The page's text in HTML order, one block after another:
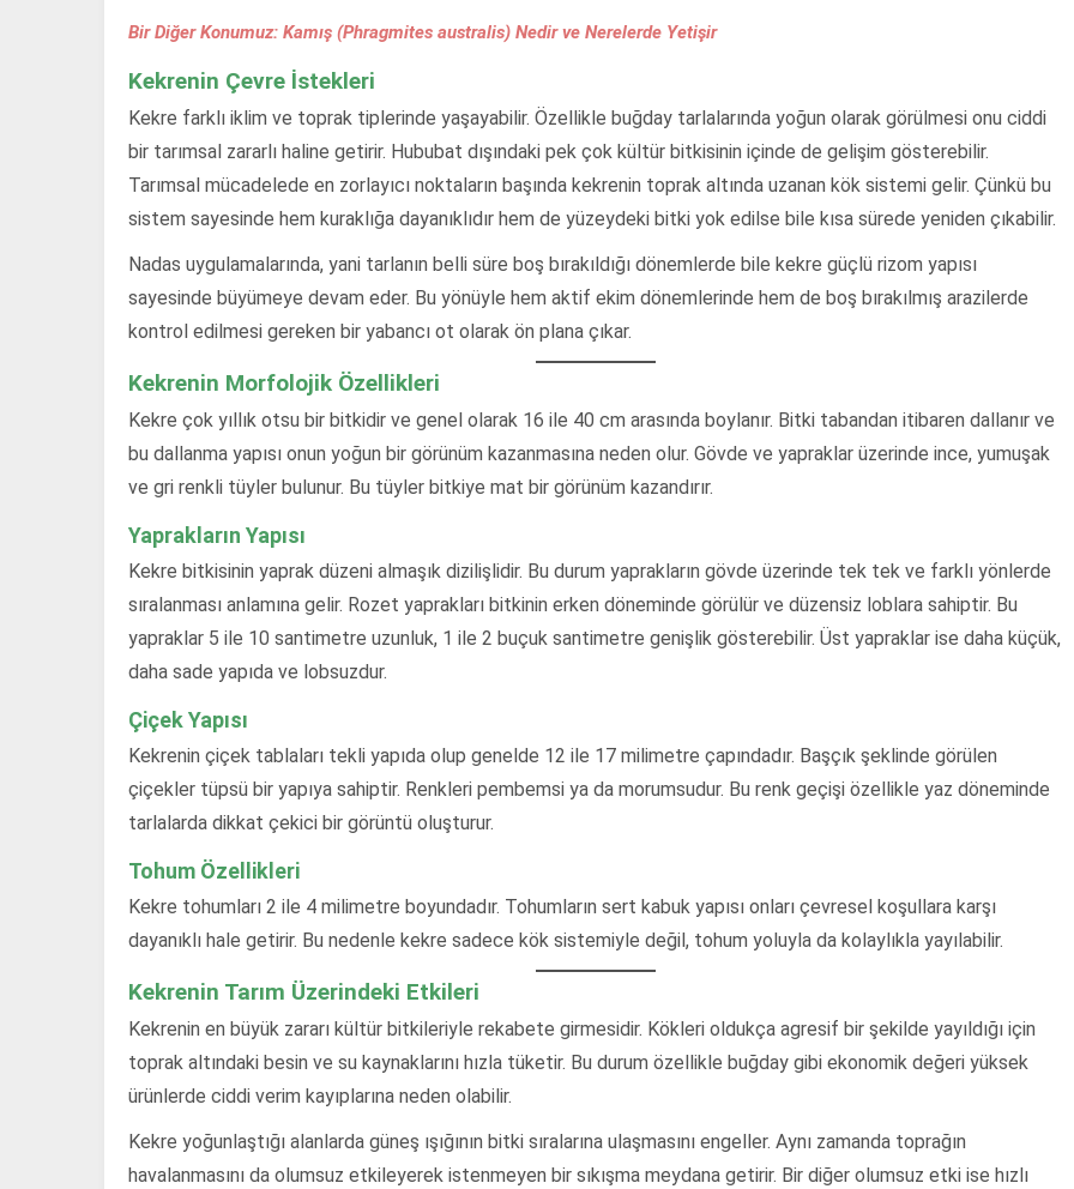
Bir Diğer Konumuz: Kamış (Phragmites australis) Nedir ve Nerelerde Yetişir
Kekrenin Çevre İstekleri
Kekre farklı iklim ve toprak tiplerinde yaşayabilir. Özellikle buğday tarlalarında yoğun olarak görülmesi onu ciddi
bir tarımsal zararlı haline getirir. Hububat dışındaki pek çok kültür bitkisinin içinde de gelişim gösterebilir.
Tarımsal mücadelede en zorlayıcı noktaların başında kekrenin toprak altında uzanan kök sistemi gelir. Çünkü bu
sistem sayesinde hem kuraklığa dayanıklıdır hem de yüzeydeki bitki yok edilse bile kısa sürede yeniden çıkabilir.
Nadas uygulamalarında, yani tarlanın belli süre boş bırakıldığı dönemlerde bile kekre güçlü rizom yapısı
sayesinde büyümeye devam eder. Bu yönüyle hem aktif ekim dönemlerinde hem de boş bırakılmış arazilerde
kontrol edilmesi gereken bir yabancı ot olarak ön plana çıkar.
Kekrenin Morfolojik Özellikleri
Kekre çok yıllık otsu bir bitkidir ve genel olarak 16 ile 40 cm arasında boylanır. Bitki tabandan itibaren dallanır ve
bu dallanma yapısı onun yoğun bir görünüm kazanmasına neden olur. Gövde ve yapraklar üzerinde ince, yumuşak
ve gri renkli tüyler bulunur. Bu tüyler bitkiye mat bir görünüm kazandırır.
Yaprakların Yapısı
Kekre bitkisinin yaprak düzeni almaşık dizilişlidir. Bu durum yaprakların gövde üzerinde tek tek ve farklı yönlerde
sıralanması anlamına gelir. Rozet yaprakları bitkinin erken döneminde görülür ve düzensiz loblara sahiptir. Bu
yapraklar 5 ile 10 santimetre uzunluk, 1 ile 2 buçuk santimetre genişlik gösterebilir. Üst yapraklar ise daha küçük,
daha sade yapıda ve lobsuzdur.
Çiçek Yapısı
Kekrenin çiçek tablaları tekli yapıda olup genelde 12 ile 17 milimetre çapındadır. Başçık şeklinde görülen
çiçekler tüpsü bir yapıya sahiptir. Renkleri pembemsi ya da morumsudur. Bu renk geçişi özellikle yaz döneminde
tarlalarda dikkat çekici bir görüntü oluşturur.
Tohum Özellikleri
Kekre tohumları 2 ile 4 milimetre boyundadır. Tohumların sert kabuk yapısı onları çevresel koşullara karşı
dayanıklı hale getirir. Bu nedenle kekre sadece kök sistemiyle değil, tohum yoluyla da kolaylıkla yayılabilir.
Kekrenin Tarım Üzerindeki Etkileri
Kekrenin en büyük zararı kültür bitkileriyle rekabete girmesidir. Kökleri oldukça agresif bir şekilde yayıldığı için
toprak altındaki besin ve su kaynaklarını hızla tüketir. Bu durum özellikle buğday gibi ekonomik değeri yüksek
ürünlerde ciddi verim kayıplarına neden olabilir.
Kekre yoğunlaştığı alanlarda güneş ışığının bitki sıralarına ulaşmasını engeller. Aynı zamanda toprağın
havalanmasını da olumsuz etkileyerek istenmeyen bir sıkışma meydana getirir. Bir diğer olumsuz etki ise hızlı